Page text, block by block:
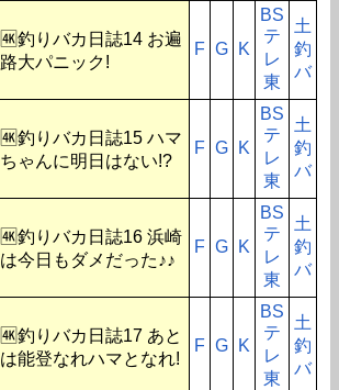
🆞釣りバカ日誌14 お遍
路大パニック!
F G K
BS
テ
レ
東
土
釣
バ
🆞釣りバカ日誌15 ハマ
ちゃんに明日はない!?
F G K
BS
テ
レ
東
土
釣
バ
🆞釣りバカ日誌16 浜崎
は今日もダメだった♪♪
F G K
BS
テ
レ
東
土
釣
バ
🆞釣りバカ日誌17 あと
は能登なれハマとなれ!
F G K
BS
テ
レ
東
土
釣
バ